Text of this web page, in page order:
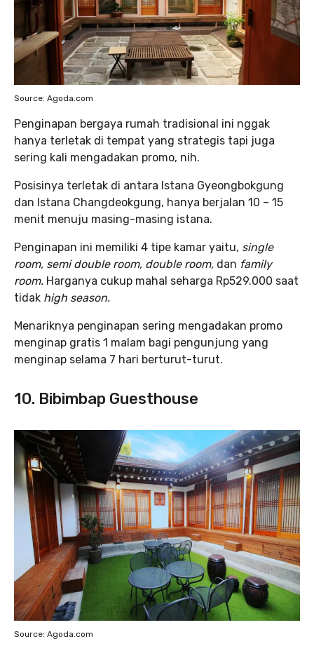
Source: Agoda.com
Penginapan bergaya rumah tradisional ini nggak
hanya terletak di tempat yang strategis tapi juga
sering kali mengadakan promo, nih.
Posisinya terletak di antara Istana Gyeongbokgung
dan Istana Changdeokgung, hanya berjalan 10 – 15
menit menuju masing-masing istana.
Penginapan ini memiliki 4 tipe kamar yaitu, single
room, semi double room, double room, dan family
room. Harganya cukup mahal seharga Rp529.000 saat
tidak high season.
Menariknya penginapan sering mengadakan promo
menginap gratis 1 malam bagi pengunjung yang
menginap selama 7 hari berturut-turut.
10. Bibimbap Guesthouse
Source: Agoda.com